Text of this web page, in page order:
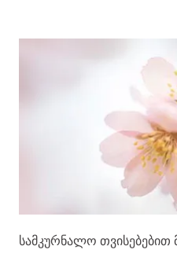
სამკურნალო თვისებებით